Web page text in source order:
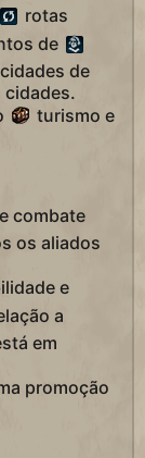
rotas
de
de
turismo e
combate
os aliados
e
a
em
promoção